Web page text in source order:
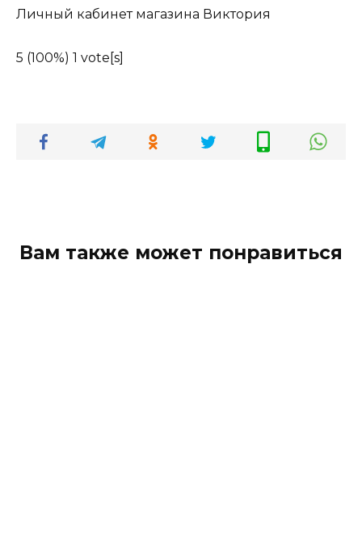
Личный кабинет магазина Виктория
5 (100%) 1 vote[s]
Вам также может понравиться